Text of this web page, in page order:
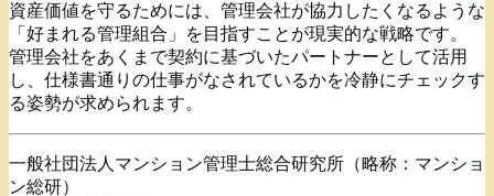
資産価値を守るためには、管理会社が協力したくなるような
「好まれる管理組合」を目指すことが現実的な戦略です。
管理会社をあくまで契約に基づいたパートナーとして活用
し、仕様書通りの仕事がなされているかを冷静にチェックす
る姿勢が求められます。
一般社団法人マンション管理士総合研究所（略称：マンショ
ン総研）